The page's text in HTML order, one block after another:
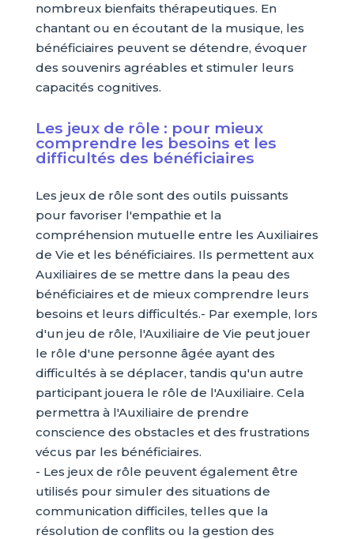
nombreux bienfaits thérapeutiques. En
chantant ou en écoutant de la musique, les
bénéficiaires peuvent se détendre, évoquer
des souvenirs agréables et stimuler leurs
capacités cognitives.
Les jeux de rôle : pour mieux
comprendre les besoins et les
difficultés des bénéficiaires
Les jeux de rôle sont des outils puissants
pour favoriser l'empathie et la
compréhension mutuelle entre les Auxiliaires
de Vie et les bénéficiaires. Ils permettent aux
Auxiliaires de se mettre dans la peau des
bénéficiaires et de mieux comprendre leurs
besoins et leurs difficultés.- Par exemple, lors
d'un jeu de rôle, l'Auxiliaire de Vie peut jouer
le rôle d'une personne âgée ayant des
difficultés à se déplacer, tandis qu'un autre
participant jouera le rôle de l'Auxiliaire. Cela
permettra à l'Auxiliaire de prendre
conscience des obstacles et des frustrations
vécus par les bénéficiaires.
- Les jeux de rôle peuvent également être
utilisés pour simuler des situations de
communication difficiles, telles que la
résolution de conflits ou la gestion des